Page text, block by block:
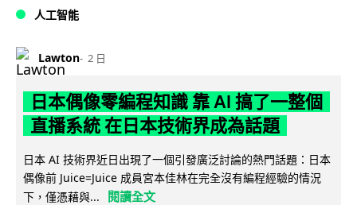
人工智能
Lawton 2 日
日本偶像零編程知識 靠 AI 搞了一整個
直播系統 在日本技術界成為話題
日本 AI 技術界近日出現了一個引發廣泛討論的熱門話題：日本
偶像前 Juice=Juice 成員宮本佳林在完全沒有編程經驗的情況
下，僅憑藉與...
閱讀全文